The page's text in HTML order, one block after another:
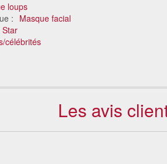
loups
: Masque facial
Star
célébrités
carton du prince
Charles
4.11 €
Les avis